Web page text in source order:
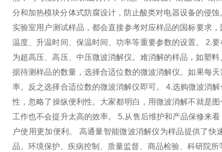
分和加热模块分体式防腐设计，防止酸类对电器设备的侵
实验室用户测试样品，都会直接参考对应样品的国标要求
温度、升温时间、保温时间、功率等重要参数的设置。 2.
为超高压、高压、中压微波消解仪。难消解的样品，如塑
据待测样品的数量，选择合适位数的微波消解仪。如果每
率。反之选择合适位数的微波消解仪即可。 4.选购微波消
性，忽略了操纵便利性。大家都明白，用微波消解不就是
工作也不会提升太高的效率。 5.从售后维护和产品保修来
户使用更加便利。 高通量智能微波消解仪为样品提供了
品、环境保护、疾病控制、质量监督、商品检验、科研院